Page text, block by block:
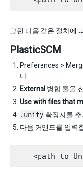
그런 다음 같은 절차에
PlasticSCM
Preferences >
다.
External 병합 툴을
Use with files that
.unity 확장자를 추
다음 커맨드를 입력